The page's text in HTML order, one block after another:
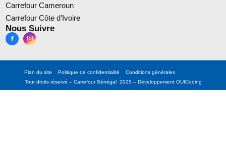
Carrefour Cameroun
Carrefour Côte d’Ivoire
Nous Suivre
Plan du site Politique de confidentialité
Conditions générales
Tout droits réservé – Carrefour Sénégal 2025 – Développement OUICoding